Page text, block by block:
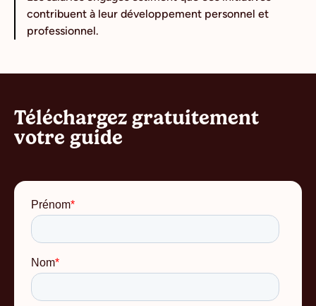
contribuent à leur développement personnel et
professionnel.
Téléchargez gratuitement
votre guide